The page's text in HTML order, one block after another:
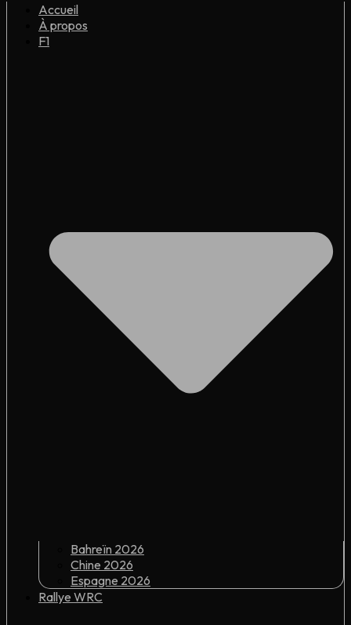
Accueil
À propos
F1
Bahreïn 2026
Chine 2026
Espagne 2026
Rallye WRC